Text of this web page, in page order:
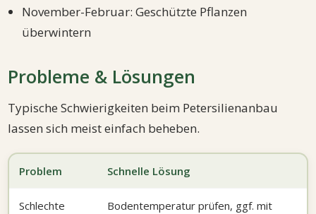
November-Februar: Geschützte Pflanzen
überwintern
Probleme & Lösungen
Typische Schwierigkeiten beim Petersilienanbau
lassen sich meist einfach beheben.
Problem Schnelle Lösung
Schlechte
Bodentemperatur prüfen, ggf. mit